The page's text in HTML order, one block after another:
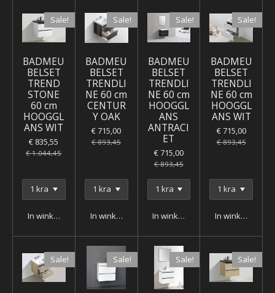
Sale!
BADMEU
BELSET
TREND
STONE
60 cm
HOOGGL
ANS WIT
€ 835,55
€ 1.044,45
In winkelwagen
Sale!
BADMEU
BELSET
TRENDLI
NE 60 cm
CENTUR
Y OAK
€ 715,00
€ 893,45
In winkelwagen
Sale!
BADMEU
BELSET
TRENDLI
NE 60 cm
HOOGGL
ANS
ANTRACI
ET
€ 715,00
€ 893,45
In winkelwagen
Sale!
BADMEU
BELSET
TRENDLI
NE 60 cm
HOOGGL
ANS WIT
€ 715,00
€ 893,45
In winkelwagen
Sale! Sale! Sale! Sale!